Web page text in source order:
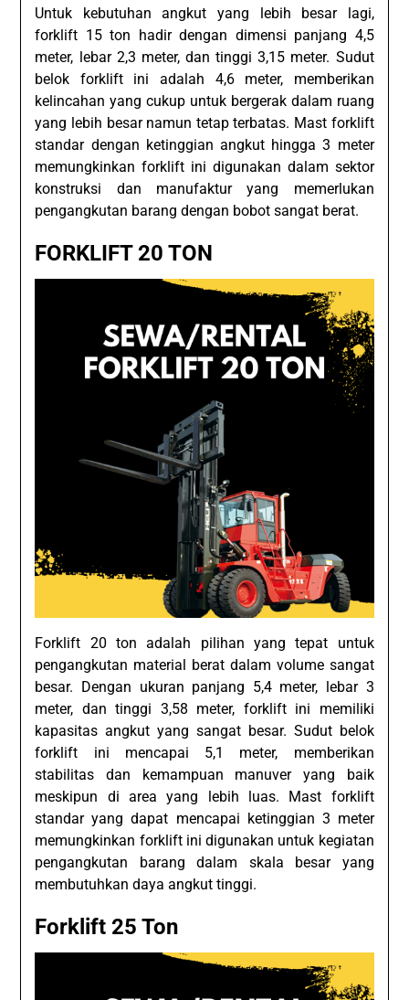
Untuk kebutuhan angkut yang lebih besar lagi,
forklift 15 ton hadir dengan dimensi panjang 4,5
meter, lebar 2,3 meter, dan tinggi 3,15 meter. Sudut
belok forklift ini adalah 4,6 meter, memberikan
kelincahan yang cukup untuk bergerak dalam ruang
yang lebih besar namun tetap terbatas. Mast forklift
standar dengan ketinggian angkut hingga 3 meter
memungkinkan forklift ini digunakan dalam sektor
konstruksi dan manufaktur yang memerlukan
pengangkutan barang dengan bobot sangat berat.
FORKLIFT 20 TON
Forklift 20 ton adalah pilihan yang tepat untuk
pengangkutan material berat dalam volume sangat
besar. Dengan ukuran panjang 5,4 meter, lebar 3
meter, dan tinggi 3,58 meter, forklift ini memiliki
kapasitas angkut yang sangat besar. Sudut belok
forklift ini mencapai 5,1 meter, memberikan
stabilitas dan kemampuan manuver yang baik
meskipun di area yang lebih luas. Mast forklift
standar yang dapat mencapai ketinggian 3 meter
memungkinkan forklift ini digunakan untuk kegiatan
pengangkutan barang dalam skala besar yang
membutuhkan daya angkut tinggi.
Forklift 25 Ton